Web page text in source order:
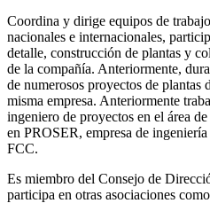
Coordina y dirige equipos de
nacionales e internacionales,
detalle, construcción de plantas y
de la compañía. Anteriormente,
de numerosos proyectos de plantas
misma empresa. Anteriormente
ingeniero de proyectos en el área
en PROSER, empresa de
FCC.
Es miembro del Consejo de
participa en otras asociaciones